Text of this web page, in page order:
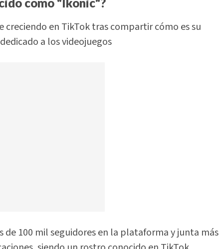
en TikTok tras compartir cómo es su
a los videojuegos
100 mil seguidores en la plataforma y junta más